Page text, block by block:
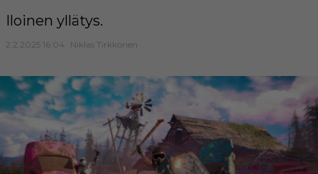
Iloinen yllätys.
2.2.2025 16:04 Niklas Tirkkonen